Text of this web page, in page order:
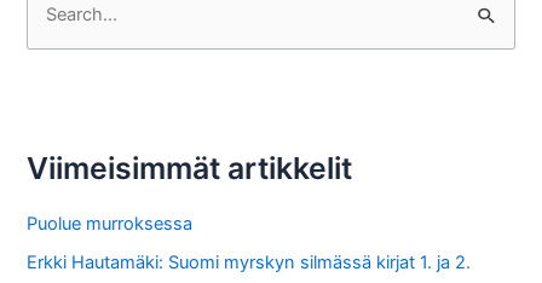
h
Viimeisimmät artikkelit
Puolue murroksessa
Erkki Hautamäki: Suomi myrskyn silmässä kirjat 1. ja 2.